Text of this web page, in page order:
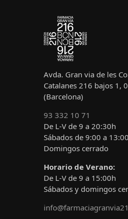
Avda. Gran via de les
Catalanes 216 bajos 1,
(Barcelona)
93 332 10 71
De L-V de 9 a 20:30h
Sábados de 9:00 a
Domingos cerrado
Horario de Verano:
De L-V de 9 a 15:00h
Sábados y domingos